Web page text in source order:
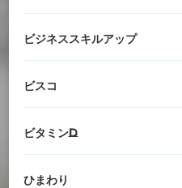
ビジネススキルアップ
ビスコ
ビタミンD
ひまわり